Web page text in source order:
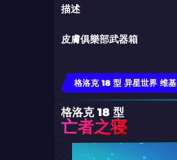
描述
皮膚俱樂部武器箱
格洛克 18 型 异星世界 维基
格洛克 18 型
亡者之寝